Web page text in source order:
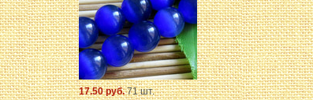
17.50 руб.71 шт.